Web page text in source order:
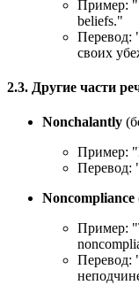
Пример: "
beliefs."
Перевод:
своих
2.3. Другие части
Nonchalantly
Пример: "
Перевод:
Noncompliance
Пример: "
Перевод: